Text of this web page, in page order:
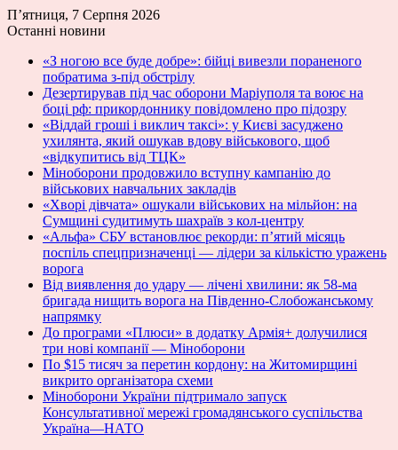
П’ятниця, 7 Серпня 2026
Останні новини
«З ногою все буде добре»: бійці вивезли пораненого
побратима з-під обстрілу
Дезертирував під час оборони Маріуполя та воює на
боці рф: прикордоннику повідомлено про підозру
«Віддай гроші і виклич таксі»: у Києві засуджено
ухилянта, який ошукав вдову військового, щоб
«відкупитись від ТЦК»
Міноборони продовжило вступну кампанію до
військових навчальних закладів
«Хворі дівчата» ошукали військових на мільйон: на
Сумщині судитимуть шахраїв з кол-центру
«Альфа» СБУ встановлює рекорди: п’ятий місяць
поспіль спецпризначенці — лідери за кількістю уражень
ворога
Від виявлення до удару — лічені хвилини: як 58-ма
бригада нищить ворога на Південно-Слобожанському
напрямку
До програми «Плюси» в додатку Армія+ долучилися
три нові компанії — Міноборони
По $15 тисяч за перетин кордону: на Житомирщині
викрито організатора схеми
Міноборони України підтримало запуск
Консультативної мережі громадянського суспільства
Україна—НАТО